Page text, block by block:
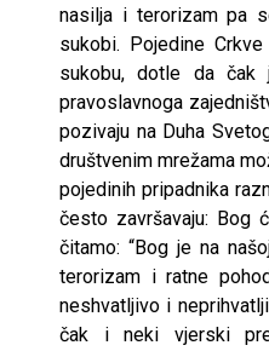
nasilja i terorizam pa
sukobi. Pojedine
sukobu, dotle da čak
pravoslavnoga
pozivaju na Duha
društvenim mrežama
pojedinih pripadnika
često završavaju: Bog
čitamo: “Bog je na
terorizam i ratne
neshvatljivo i
čak i neki vjerski